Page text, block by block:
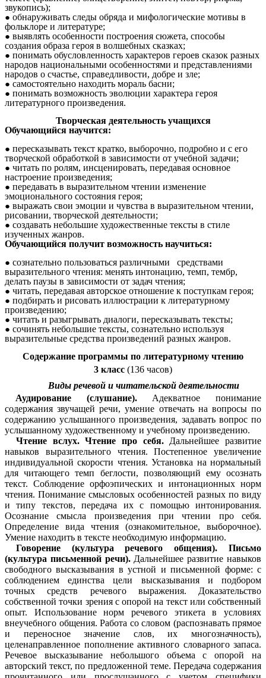
звукопись);
обнаруживать следы обряда и мифологические мотивы в
фольклоре и литературе;
выявлять особенности построения сюжета, способы
создания образа героя в волшебных сказках;
понимать обусловленность характеров героев сказок разных
народов национальными особенностями и представлениями
народов о счастье, справедливости, добре и зле;
самостоятельно находить мораль басни;
понимать возможность эволюции характера героя
литературного произведения.
Творческая деятельность учащихся
Обучающийся научится:
пересказывать текст кратко, выборочно, подробно и с его
творческой обработкой в зависимости от учебной задачи;
читать по ролям, инсценировать, передавая основное
настроение произведения;
передавать в выразительном чтении изменение
эмоционального состояния героя;
выражать свои эмоции и чувства в выразительном чтении,
рисовании, творческой деятельности;
создавать небольшие художественные тексты в стиле
изученных жанров.
Обучающийся получит возможность научиться:
сознательно пользоваться различными средствами
выразительного чтения: менять интонацию, темп, тембр,
делать паузы в зависимости от задач чтения;
читать, передавая авторское отношение к поступкам героя;
подбирать и рисовать иллюстрации к литературному
произведению;
читать и разыгрывать диалоги, пересказывать тексты;
сочинять небольшие тексты, сознательно используя
выразительные средства произведений разных жанров.
Содержание программы по литературному чтению
3 класс (136 часов)
Виды речевой и читательской деятельности
Аудирование (слушание).Адекватное понимание
содержания звучащей речи, умение отвечать на вопросы по
содержанию услышанного произведения, задавать вопрос по
услышанному художественному и учебному произведению.
Чтение вслух. Чтение про себя.Дальнейшее развитие
навыков выразительного чтения. Постепенное увеличение
индивидуальной скорости чтения. Установка на нормальный
для читающего темп беглости, позволяющий ему осознать
текст. Соблюдение орфоэпических и интонационных норм
чтения. Понимание смысловых особенностей разных по виду
и типу текстов, передача их с помощью интонирования.
Осознание смысла произведения при чтении про себя.
Определение вида чтения (ознакомительное, выборочное).
Умение находить в тексте необходимую информацию.
Говорение (культура речевого общения). Письмо
(культура письменной речи).Дальнейшее развитие навыков
свободного высказывания в устной и письменной форме: с
соблюдением единства цели высказывания и подбором
точных средств речевого выражения. Доказательство
собственной точки зрения с опорой на текст или собственный
опыт. Использование норм речевого этикета в условиях
внеучебного общения. Работа со словом (распознавать прямое
и переносное значение слов, их многозначность),
целенаправленное пополнение активного словарного запаса.
Речевое высказывание небольшого объема с опорой на
авторский текст, по предложенной теме. Передача содержания